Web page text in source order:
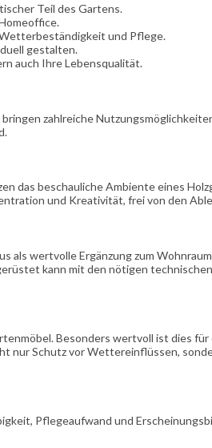
Teil des Gartens.
und Pflege.
gestalten.
auch Ihre Lebensqualität.
zahlreiche
das beschauliche Ambiente eines
und Kreativität, frei von den
wertvolle Ergänzung zum
kann mit den nötigen
Besonders wertvoll ist dies
Schutz vor Wettereinflüssen,
Pflegeaufwand und